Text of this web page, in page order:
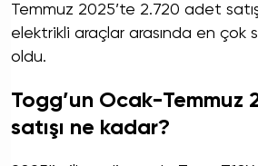
Temmuz 2025’te 2.720 adet
elektrikli araçlar arasında en çok
oldu.
Togg’un Ocak-Temmuz
satışı ne kadar?